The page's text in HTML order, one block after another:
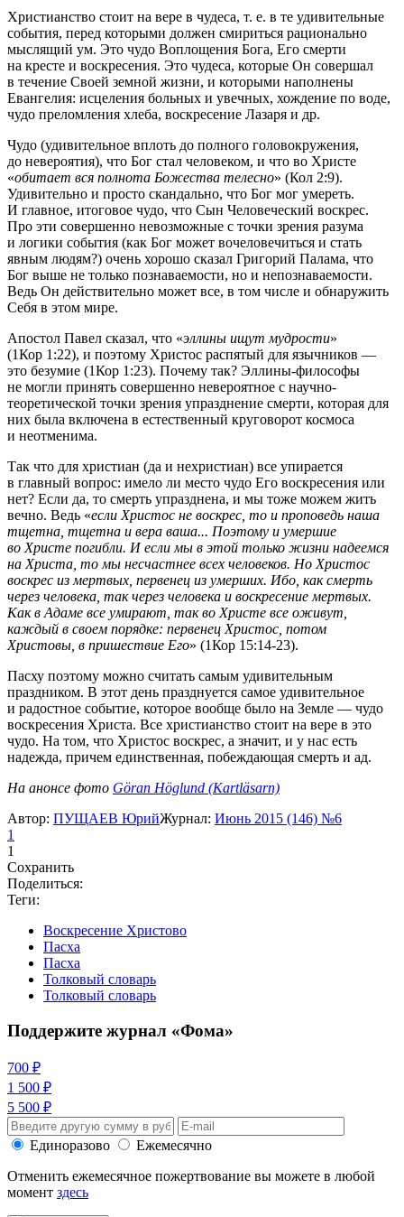
Христианство стоит на вере в чудеса, т. е. в те удивительные
события, перед которыми должен смириться рационально
мыслящий ум. Это чудо Воплощения Бога, Его смерти
на кресте и воскресения. Это чудеса, которые Он совершал
в течение Своей земной жизни, и которыми наполнены
Евангелия: исцеления больных и увечных, хождение по воде,
чудо преломления хлеба, воскресение Лазаря и др.
Чудо (удивительное вплоть до полного головокружения,
до невероятия), что Бог стал человеком, и что во Христе
«обитает вся полнота Божества телесно» (Кол 2:9).
Удивительно и просто скандально, что Бог мог умереть.
И главное, итоговое чудо, что Сын Человеческий воскрес.
Про эти совершенно невозможные с точки зрения разума
и логики события (как Бог может вочеловечиться и стать
явным людям?) очень хорошо сказал Григорий Палама, что
Бог выше не только познаваемости, но и непознаваемости.
Ведь Он действительно может все, в том числе и обнаружить
Себя в этом мире.
Апостол Павел сказал, что «эллины ищут мудрости»
(1Кор 1:22), и поэтому Христос распятый для язычников —
это безумие (1Кор 1:23). Почему так? Эллины-философы
не могли принять совершенно невероятное с научно-
теоретической точки зрения упразднение смерти, которая для
них была включена в естественный круговорот космоса
и неотменима.
Так что для христиан (да и нехристиан) все упирается
в главный вопрос: имело ли место чудо Его воскресения или
нет? Если да, то смерть упразднена, и мы тоже можем жить
вечно. Ведь «если Христос не воскрес, то и проповедь наша
тщетна, тщетна и вера ваша... Поэтому и умершие
во Христе погибли. И если мы в этой только жизни надеемся
на Христа, то мы несчастнее всех человеков. Но Христос
воскрес из мертвых, первенец из умерших. Ибо, как смерть
через человека, так через человека и воскресение мертвых.
Как в Адаме все умирают, так во Христе все оживут,
каждый в своем порядке: первенец Христос, потом
Христовы, в пришествие Его» (1Кор 15:14-23).
Пасху поэтому можно считать самым удивительным
праздником. В этот день празднуется самое удивительное
и радостное событие, которое вообще было на Земле — чудо
воскресения Христа. Все христианство стоит на вере в это
чудо. На том, что Христос воскрес, а значит, и у нас есть
надежда, причем единственная, побеждающая смерть и ад.
На анонсе фото Göran Höglund (Kartläsarn)
Автор: ПУЩАЕВ ЮрийЖурнал: Июнь 2015 (146) №6
1
1
Сохранить
Поделиться:
Теги:
Воскресение Христово
Пасха
Пасха
Толковый словарь
Толковый словарь
Поддержите журнал «Фома»
700 ₽
1 500 ₽
5 500 ₽
Единоразово
Ежемесячно
Отменить ежемесячное пожертвование вы можете в любой
момент здесь